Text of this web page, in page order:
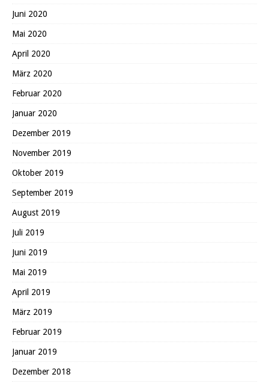
Juni 2020
Mai 2020
April 2020
März 2020
Februar 2020
Januar 2020
Dezember 2019
November 2019
Oktober 2019
September 2019
August 2019
Juli 2019
Juni 2019
Mai 2019
April 2019
März 2019
Februar 2019
Januar 2019
Dezember 2018